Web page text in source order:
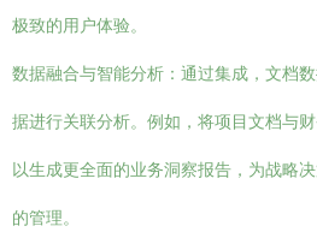
极致的用户体验。
数据融合与智能分析：通过集成，文档
据进行关联分析。例如，将项目文档与
以生成更全面的业务洞察报告，为战略
的管理。